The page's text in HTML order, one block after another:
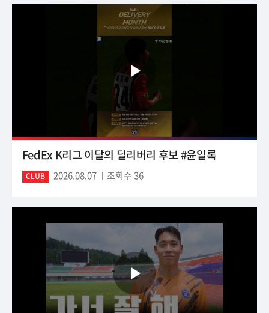
FedEx K리그 이달의 딜리버리 후보 #윤일록
CLUB 2026.08.07 조회수 36